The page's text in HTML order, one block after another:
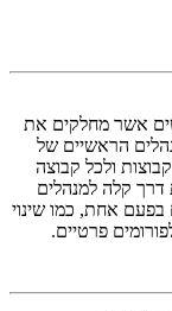
אשר מחלקים את
הראשיים של
ולכל קבוצה
קלה למנהלים
אחת, כמו שינוי
פרטיים.